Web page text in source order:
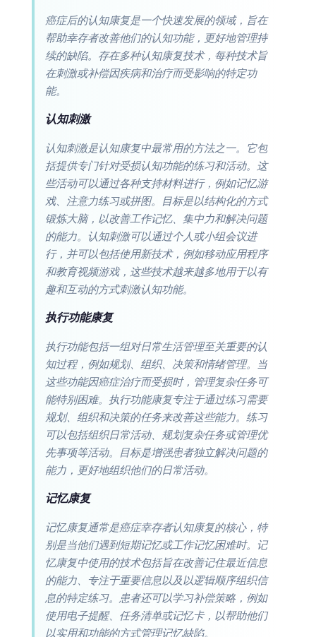
癌症后的认知康复是一个快速发展的领域，旨在
帮助幸存者改善他们的认知功能，更好地管理持
续的缺陷。存在多种认知康复技术，每种技术旨
在刺激或补偿因疾病和治疗而受影响的特定功
能。
认知刺激
认知刺激是认知康复中最常用的方法之一。它包
括提供专门针对受损认知功能的练习和活动。这
些活动可以通过各种支持材料进行，例如记忆游
戏、注意力练习或拼图。目标是以结构化的方式
锻炼大脑，以改善工作记忆、集中力和解决问题
的能力。认知刺激可以通过个人或小组会议进
行，并可以包括使用新技术，例如移动应用程序
和教育视频游戏，这些技术越来越多地用于以有
趣和互动的方式刺激认知功能。
执行功能康复
执行功能包括一组对日常生活管理至关重要的认
知过程，例如规划、组织、决策和情绪管理。当
这些功能因癌症治疗而受损时，管理复杂任务可
能特别困难。执行功能康复专注于通过练习需要
规划、组织和决策的任务来改善这些能力。练习
可以包括组织日常活动、规划复杂任务或管理优
先事项等活动。目标是增强患者独立解决问题的
能力，更好地组织他们的日常活动。
记忆康复
记忆康复通常是癌症幸存者认知康复的核心，特
别是当他们遇到短期记忆或工作记忆困难时。记
忆康复中使用的技术包括旨在改善记住最近信息
的能力、专注于重要信息以及以逻辑顺序组织信
息的特定练习。患者还可以学习补偿策略，例如
使用电子提醒、任务清单或记忆卡，以帮助他们
以实用和功能的方式管理记忆缺陷。